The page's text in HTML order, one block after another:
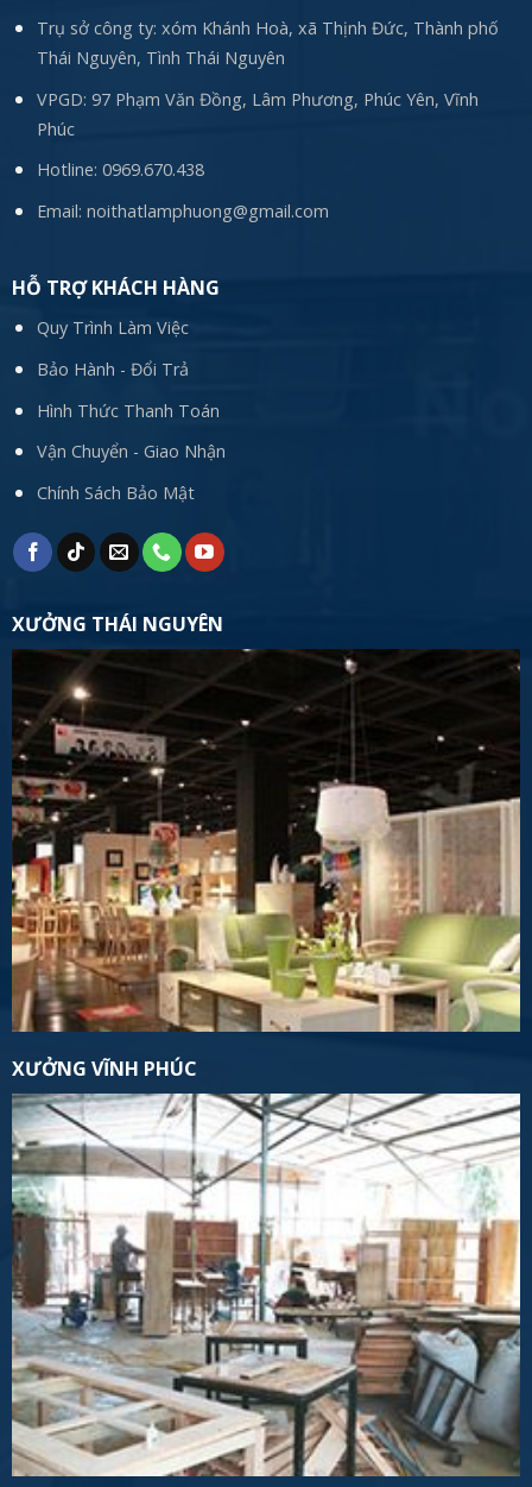
Trụ sở công ty: xóm Khánh Hoà, xã Thịnh Đức, Thành phố
Thái Nguyên, Tình Thái Nguyên
VPGD: 97 Phạm Văn Đồng, Lâm Phương, Phúc Yên, Vĩnh
Phúc
Hotline: 0969.670.438
Email: noithatlamphuong@gmail.com
HỖ TRỢ KHÁCH HÀNG
Quy Trình Làm Việc
Bảo Hành - Đổi Trả
Hình Thức Thanh Toán
Vận Chuyển - Giao Nhận
Chính Sách Bảo Mật
XƯỞNG THÁI NGUYÊN
XƯỞNG VĨNH PHÚC